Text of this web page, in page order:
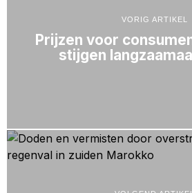
VORIG ARTIKEL
Prijzen voor
stijgen